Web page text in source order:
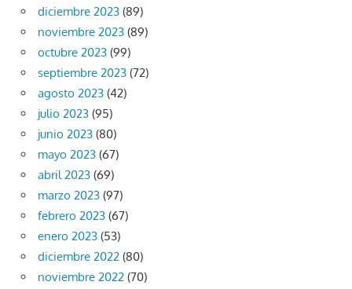
diciembre 2023 (89)
noviembre 2023 (89)
octubre 2023 (99)
septiembre 2023 (72)
agosto 2023 (42)
julio 2023 (95)
junio 2023 (80)
mayo 2023 (67)
abril 2023 (69)
marzo 2023 (97)
febrero 2023 (67)
enero 2023 (53)
diciembre 2022 (80)
noviembre 2022 (70)